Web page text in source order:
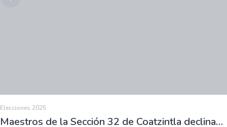
Elecciones 2025
Maestros de la Sección 32 de Coatzintla declinan